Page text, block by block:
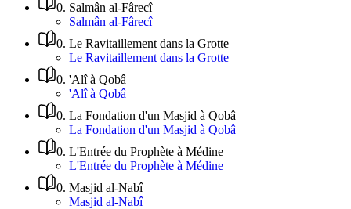
0. Salmân al-Fârecî
Salmân al-Fârecî
0. Le Ravitaillement dans la Grotte
Le Ravitaillement dans la Grotte
0. 'Alî à Qobâ
'Alî à Qobâ
0. La Fondation d'un Masjid à Qobâ
La Fondation d'un Masjid à Qobâ
0. L'Entrée du Prophète à Médine
L'Entrée du Prophète à Médine
0. Masjid al-Nabî
Masjid al-Nabî